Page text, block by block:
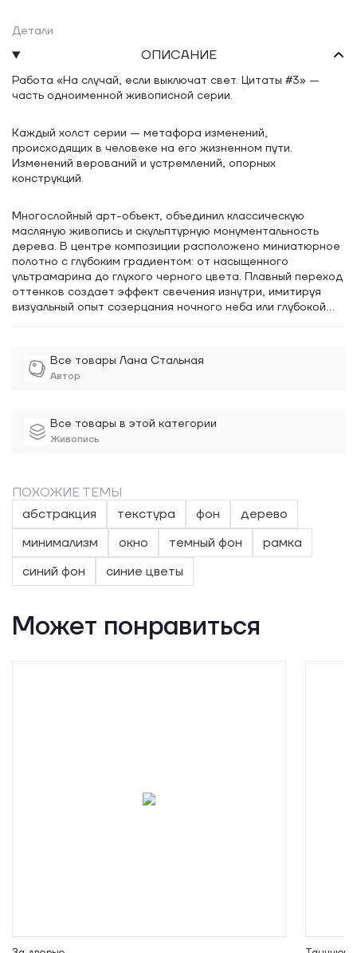
Все товары Лана Стальная
Автор
Все товары в этой категории
Живопись
Детали
ОПИСАНИЕ
Работа «На случай, если выключат свет. Цитаты #3» —
часть одноименной живописной серии.
Каждый холст серии — метафора изменений,
происходящих в человеке на его жизненном пути.
Изменений верований и устремлений, опорных
конструкций.
Многослойный арт-объект, объединил классическую
масляную живопись и скульптурную монументальность
дерева. В центре композиции расположено миниатюрное
полотно с глубоким градиентом: от насыщенного
ультрамарина до глухого черного цвета. Плавный переход
оттенков создает эффект свечения изнутри, имитируя
визуальный опыт созерцания ночного неба или глубокой
геометрией обрамления. Особое внимание уделено
материалам и пространственному решению. Центральное
изображение заключено в массивную классическую раму,
ПОХОЖИЕ ТЕМЫ
абстракция
текстура фон
дерево
минимализм
окно темный фон
рамка
синий фон
синие цветы
Может понравиться